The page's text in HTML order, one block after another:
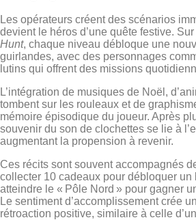
Les opérateurs créent des scénarios
devient le héros d’une quête festive. Sur
Hunt, chaque niveau débloque une
guirlandes, avec des personnages
lutins qui offrent des missions
L’intégration de musiques de Noël,
tombent sur les rouleaux et de
mémoire épisodique du joueur. Après
souvenir du son de clochettes se lie à
augmentant la propension à revenir.
Ces récits sont souvent accompagnés
collecter 10 cadeaux pour débloquer un
atteindre le « Pôle Nord » pour gagner
Le sentiment d’accomplissement crée
rétroaction positive, similaire à celle